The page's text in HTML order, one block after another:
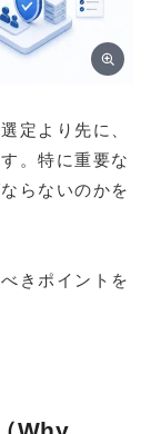
定より先に、
。特に重要な
らないのかを
きポイントを